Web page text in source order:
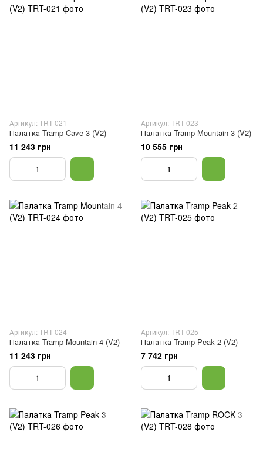
Артикул: TRT-021
Палатка Tramp Cave 3 (V2)
11 243 грн
Артикул: TRT-023
Палатка Tramp Mountain 3 (V2)
10 555 грн
Артикул: TRT-024
Палатка Tramp Mountain 4 (V2)
11 243 грн
Артикул: TRT-025
Палатка Tramp Peak 2 (V2)
7 742 грн